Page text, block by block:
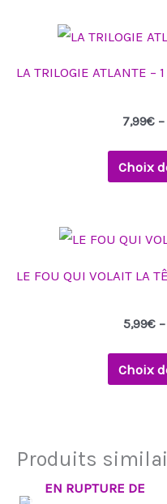
LA TRILOGIE ATLANTE –
7,99€–
Choix
LE FOU QUI VOLAIT LA
5,99€ –
Choix
Produits
EN RUPTURE DE